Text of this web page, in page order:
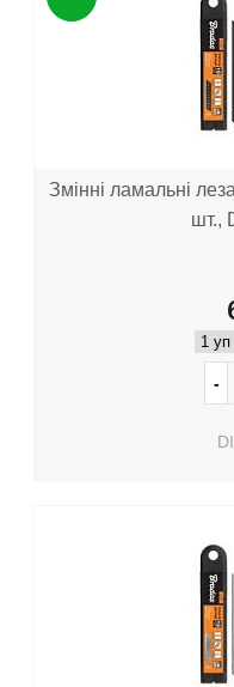
Змінні ламальні
шт.,